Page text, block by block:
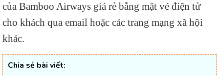
của Bamboo Airways giá rẻ bằng mặt vé điện tử
cho khách qua email hoặc các trang mạng xã hội
khác.
Chia sẻ bài viết: